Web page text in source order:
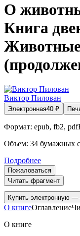
О
Книга
Виктор Пилован
Электронная40 ₽
Формат: epub, fb2,
Объем: 34 бумажных
Подробнее
Пожаловаться
Читать фрагмент
Купить электронную —
О книгеОглавление
О книге